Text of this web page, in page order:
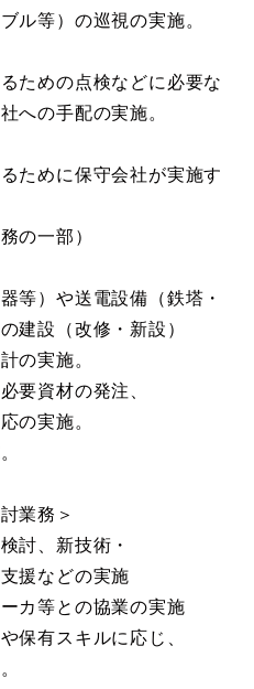
ル等）の巡視の実施。
ための点検などに必要な
への手配の実施。
ために保守会社が実施す
の一部）
等）や送電設備（鉄塔・
建設（改修・新設）
の実施。
要資材の発注、
の実施。
業務＞
討、新技術・
援などの実施
カ等との協業の実施
保有スキルに応じ、